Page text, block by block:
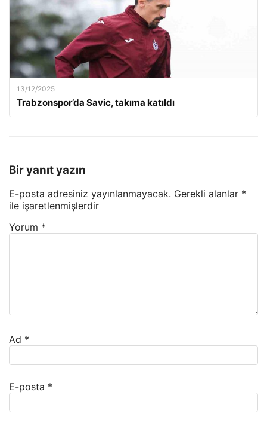
13/12/2025
Trabzonspor’da Savic, takıma katıldı
Bir yanıt yazın
E-posta adresiniz yayınlanmayacak. Gerekli alanlar *
ile işaretlenmişlerdir
Yorum *
Ad *
E-posta *